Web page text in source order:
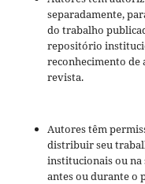
separadamente,
do trabalho
repositório
reconhecimento de
revista.
Autores têm
distribuir seu
institucionais ou na
antes ou durante o